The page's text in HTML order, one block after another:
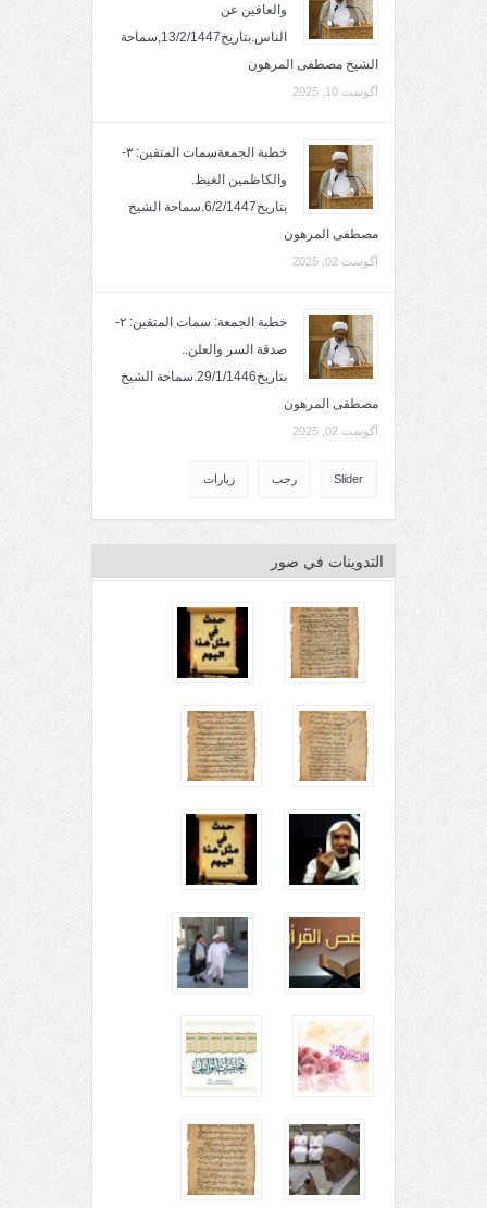
والعافين عن
الناس.بتاريخ13/2/1447,سماحة
الشيخ مصطفى المرهون
آگوست 10, 2025
خطبة الجمعةسمات المتقين: ٣-
والكاظمين الغيظ.
بتاريخ6/2/1447.سماحة الشيخ
مصطفى المرهون
آگوست 02, 2025
خطبة الجمعة: سمات المتقين: ٢-
صدقة السر والعلن..
بتاريخ29/1/1446.سماحة الشيخ
مصطفى المرهون
آگوست 02, 2025
Slider رجب زيارات
التدوينات في صور